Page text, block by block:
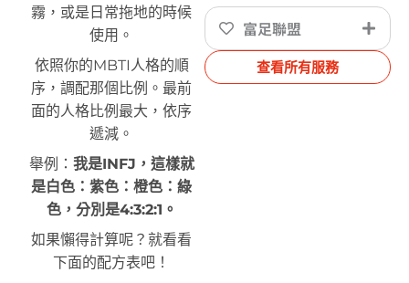
霧，或是日常拖地的時候
使用。
依照你的MBTI人格的順
序，調配那個比例。最前
面的人格比例最大，依序
遞減。
舉例： 我是INFJ，這樣就
是白色：紫色：橙色：綠
色，分別是4:3:2:1。
如果懶得計算呢？就看看
下面的配方表吧！
富足聯盟
查看所有服務